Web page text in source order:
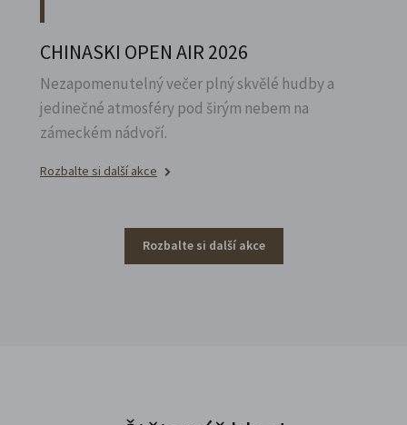
CHINASKI OPEN AIR 2026
Nezapomenutelný večer plný skvělé hudby a
jedinečné atmosféry pod širým nebem na
zámeckém nádvoří.
Rozbalte si další akce
Rozbalte si další akce